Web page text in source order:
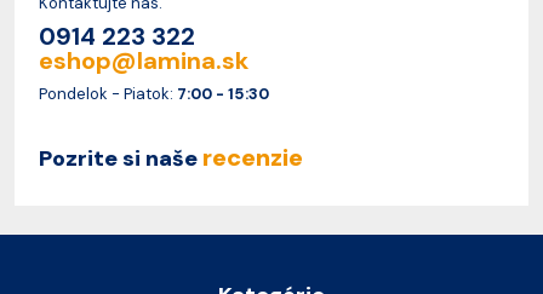
0914 223 322
eshop@lamina.sk
Pondelok - Piatok: 7:00 - 15:30
Pozrite si naše recenzie